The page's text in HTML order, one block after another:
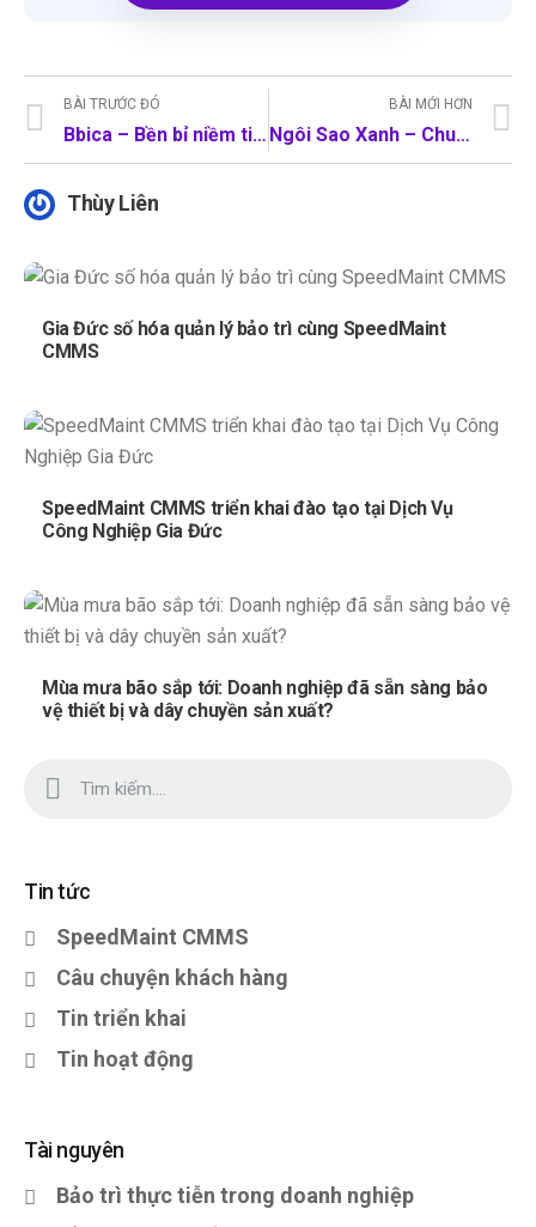
BÀI TRƯỚC ĐÓ
Bbica – Bền bỉ niềm tin thương hiệu Việt
BÀI MỚI HƠN
Ngôi Sao Xanh – Chuyển đổi số vì mục tiêu xanh
Thùy Liên
Gia Đức số hóa quản lý bảo trì cùng SpeedMaint
CMMS
SpeedMaint CMMS triển khai đào tạo tại Dịch Vụ
Công Nghiệp Gia Đức
Mùa mưa bão sắp tới: Doanh nghiệp đã sẵn sàng bảo
vệ thiết bị và dây chuyền sản xuất?
Tin tức
SpeedMaint CMMS
Câu chuyện khách hàng
Tin triển khai
Tin hoạt động
Tài nguyên
Bảo trì thực tiễn trong doanh nghiệp